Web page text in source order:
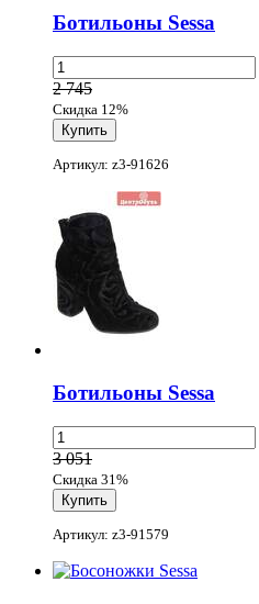
Ботильоны Sessa
2 745
Скидка 12%
Артикул: z3-91626
Ботильоны Sessa
3 051
Скидка 31%
Артикул: z3-91579